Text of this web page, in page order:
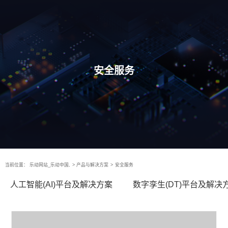
安全服务
当前位置： 乐动网站_乐动中国, > 产品与解决方案 > 安全服务
人工智能(AI)平台及解决方案 数字孪生(DT)平台及解决